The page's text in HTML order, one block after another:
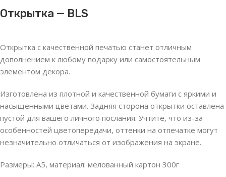
Открытка — BLS
Открытка с качественной печатью станет отличным
дополнением к любому подарку или самостоятельным
элементом декора.
Изготовлена из плотной и качественной бумаги с яркими и
насыщенными цветами. Задняя сторона открытки оставлена
пустой для вашего личного послания. Учтите, что из-за
особенностей цветопередачи, оттенки на отпечатке могут
незначительно отличаться от изображения на экране.
Размеры: А5, материал: мелованный картон 300г